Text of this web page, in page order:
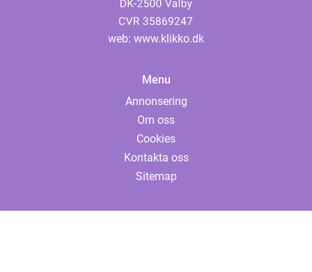
web: www.klikko.dk
Menu
Annonsering
Om oss
Cookies
Kontakta oss
Sitemap